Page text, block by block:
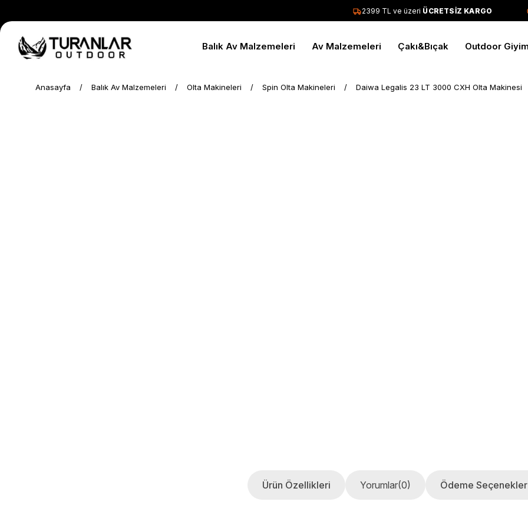
2399 TL ve üzeriÜCRETSİZ KARGO
Balık Av Malzemeleri Av Malzemeleri Çakı&Bıçak Outdoor
Anasayfa Balık Av Malzemeleri Olta Makineleri Spin Olta Makineleri Daiwa Legalis 23 LT 3000 CXH Olta Makinesi
Ürün Özellikleri Yorumlar(0) Ödeme